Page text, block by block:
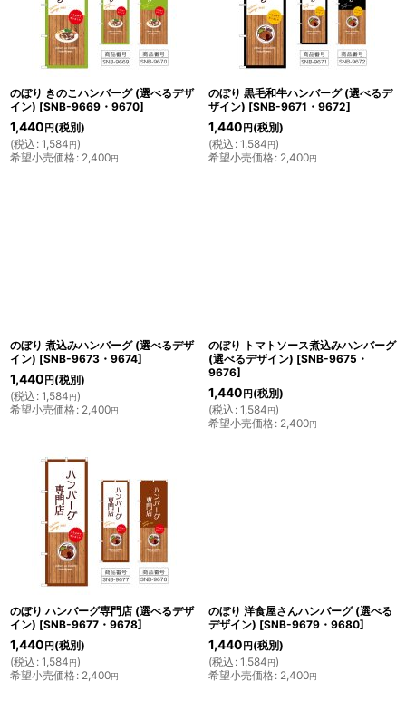
のぼり きのこハンバーグ (選べるデザ
イン) [SNB-9669・9670]
1,440 円 (税別)
(税込 : 1,584円)
希望小売価格: 2,400円
のぼり 黒毛和牛ハンバーグ (選べるデ
ザイン) [SNB-9671・9672]
1,440 円 (税別)
(税込 : 1,584円)
希望小売価格: 2,400円
のぼり 煮込みハンバーグ (選べるデザ
イン) [SNB-9673・9674]
1,440 円 (税別)
(税込 : 1,584円)
希望小売価格: 2,400円
のぼり トマトソース煮込みハンバーグ
(選べるデザイン) [SNB-9675・
9676]
1,440 円 (税別)
(税込 : 1,584円)
希望小売価格: 2,400円
のぼり ハンバーグ専門店 (選べるデザ
イン) [SNB-9677・9678]
1,440 円 (税別)
(税込 : 1,584円)
希望小売価格: 2,400円
のぼり 洋食屋さんハンバーグ (選べる
デザイン) [SNB-9679・9680]
1,440 円 (税別)
(税込 : 1,584円)
希望小売価格: 2,400円